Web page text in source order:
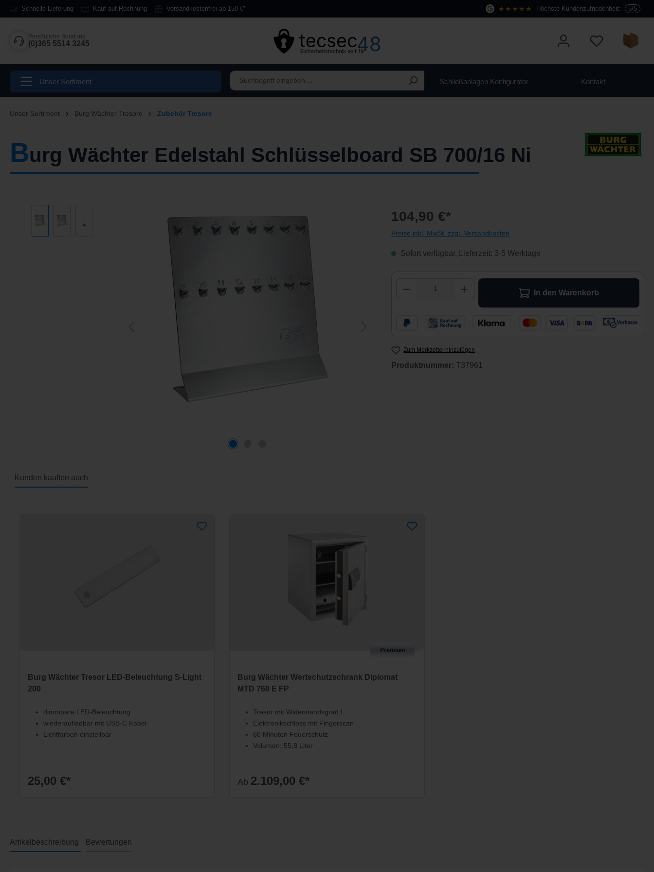
Zur Hauptnavigation springen
Schnelle Lieferung Kauf auf Rechnung Versandkostenfrei ab 150 €* ★★★★★ Höchste Kundenzufriedenheit: 5/5
Persönliche Beratung
(0)365 5514 3245
Unser Sortiment Schließanlagen Konfigurator Kontakt
Unser Sortiment Burg Wächter Tresore Zubehör Tresore
Burg Wächter Edelstahl Schlüsselboard SB 700/16 Ni
104,90 €*
Preise inkl. MwSt. zzgl. Versandkosten
Sofort verfügbar, Lieferzeit: 3-5 Werktage
Produkt Anzahl: Gib den gewünschten Wert ein
In den Warenkorb
Zum Merkzettel hinzufügen
Produktnummer: T37961
Kunden kauften auch
Burg Wächter Tresor LED-Beleuchtung S-Light
200
dimmbare LED-Beleuchtung
wiederaufladbar mit USB-C Kabel
Lichtfarben einstellbar
25,00 €*
Premium
Burg Wächter Wertschutzschrank Diplomat
MTD 760 E FP
Tresor mit Widerstandsgrad I
Elektronikschloss mit Fingerscan
60 Minuten Feuerschutz
Volumen: 55,8 Liter
Ab 2.109,00 €*
Artikelbeschreibung Bewertungen